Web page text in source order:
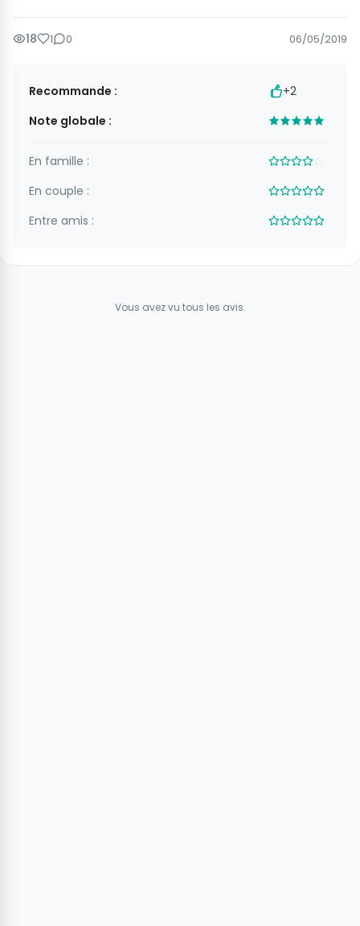
18 1 0 06/05/2019
Recommande :
+2
Note globale :
En famille :
En couple :
Entre amis :
Vous avez vu tous les avis.